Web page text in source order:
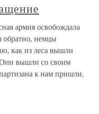
армия освобождала
обратно, немцы
как из леса вышли
вышли со своим
к нам пришли,